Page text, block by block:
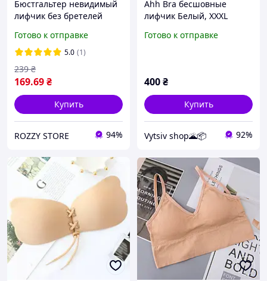
Бюстгальтер невидимый
лифчик без бретелей
на клейкой основе
многоразовый бежевый A
Готово к отправке
5.0 (1)
169.69₴
239 ₴
Купить
ROZZY STORE 94%
Ahh Bra бесшовные
лифчик Белый, XXXL
Готово к отправке
400₴
Купить
Vytsiv shop🌋📦 92%